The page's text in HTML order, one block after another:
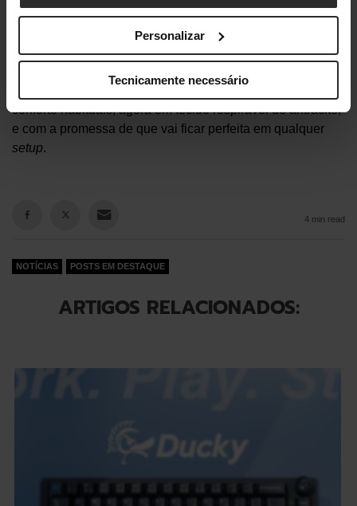
Personalizar
Tecnicamente necessário
cadeira degamingda European Hardware Awards 5 vezes
conforto habituais, agora em tecido respirável de antracite,
e com a promessa de que vai ficar perfeita em qualquer
setup.
4 min read
NOTÍCIAS POSTS EM DESTAQUE
ARTIGOS RELACIONADOS: